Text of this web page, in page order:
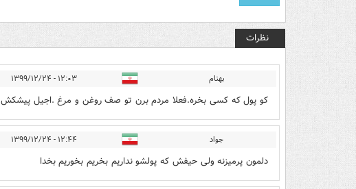
نظرات
بهنام ۱۲:۰۳ - ۱۳۹۹/۱۲/۲۴
کو پول که کسی بخره.فعلا مردم برن تو صف روغن و مرغ .اجیل پیشکش
جواد ۱۲:۴۴ - ۱۳۹۹/۱۲/۲۴
دلمون پرمیزنه ولی حیفش که پولشو نداریم بخریم بخوریم بخدا